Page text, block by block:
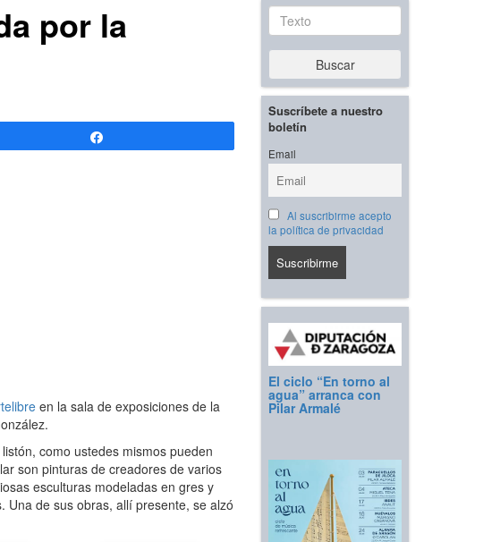
por la
en la sala de exposiciones de la
como ustedes mismos pueden
son pinturas de creadores de varios
esculturas modeladas en gres y
Una de sus obras, allí presente, se alzó
Texto
Buscar
Suscríbete a nuestro
boletín
Email
Al suscribirme acepto
la política de privacidad
El ciclo “En torno al
agua” arranca con
Pilar Armalé